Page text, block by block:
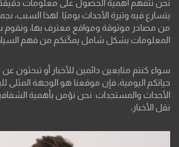
نحن نتفهم أهمية الحصول على معلومات
يتسارع فيه وتيرة الأحداث يوميًا. لهذا السبب،
من مصادر موثوقة ومواقع معترف بها، ونقوم
المعلومات بشكل شامل يمكّنكم من فهم السياق
سواء كنتم متابعين دائمين للأخبار أو تبحثون
حياتكم اليومية، فإن موقعنا هو الوجهة المثلى
الأحداث والمستجدات. نحن نؤمن بأهمية
نقل الأخبار،